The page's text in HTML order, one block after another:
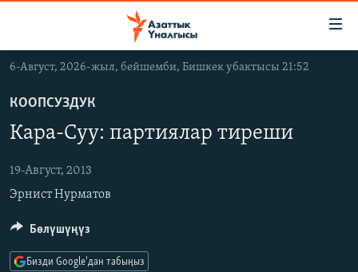
Навигацияга
өтүңүз
салыңыз
КЫРГЫЗСТАН
КЫРГЫЗСТАН
САЯСАТ
ЭКОНОМИКА
МАДАНИЯТ
ДҮЙНӨ
ДҮЙНӨ
БОРБОР АЗИЯ
УКРАИНА
АТАЙЫН ИЛИКТӨӨ
ТВ ПРОГРАММАЛАР
БҮГҮН АЗАТТЫКТА
ПОДКАСТ
6-Август, 2026-жыл, бейшемби, Бишкек убактысы 21:52
КООПСУЗДУК
Кара-Суу: партиялар тиреши
19-Август, 2013
Эрнист Нурматов
Бөлүшүңүз
Бизди Google'дан табыңыз